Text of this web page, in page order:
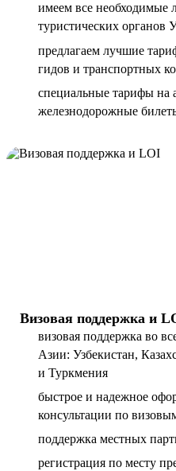
имеем все необходимые
туристических органов
предлагаем лучшие
гидов и транспортных
специальные тарифы на
железнодорожные
Визовая поддержка и
визовая поддержка во
Азии: Узбекистан,
и Туркмения
быстрое и надежное
консультации по
поддержка местных
регистрация по месту